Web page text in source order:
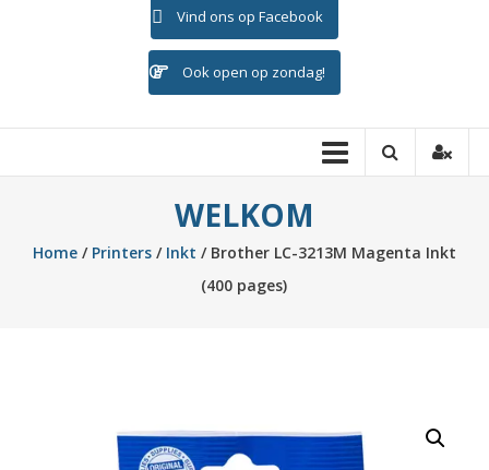
Vind ons op Facebook
Ook open op zondag!
WELKOM
Home/ Printers/ Inkt / Brother LC-3213M Magenta Inkt
(400 pages)